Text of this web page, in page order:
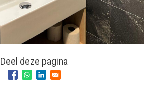
Deel deze pagina